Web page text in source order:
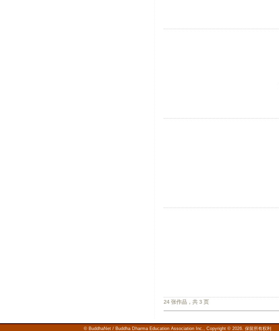
24 张作品，共 3 页
© BuddhaNet / Buddha Dharma Education Association Inc., Copyright © 2026. 保留所有权利